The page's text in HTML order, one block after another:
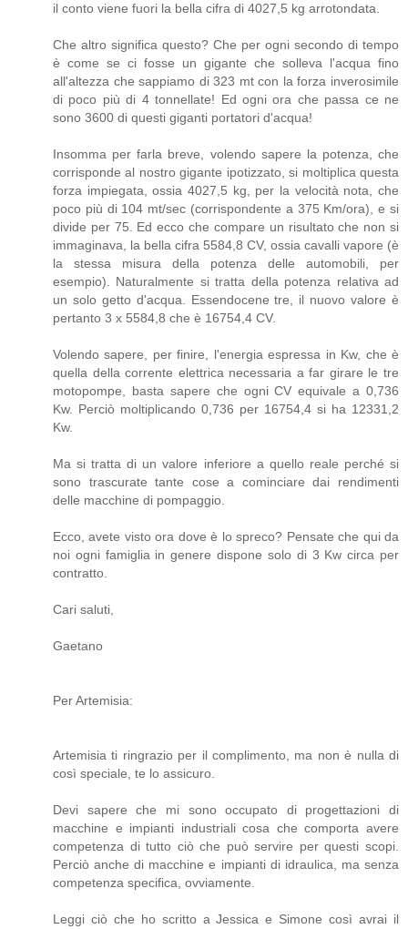
il conto viene fuori la bella cifra di 4027,5 kg arrotondata.
Che altro significa questo? Che per ogni secondo di tempo
è come se ci fosse un gigante che solleva l'acqua fino
all'altezza che sappiamo di 323 mt con la forza inverosimile
di poco più di 4 tonnellate! Ed ogni ora che passa ce ne
sono 3600 di questi giganti portatori d'acqua!
Insomma per farla breve, volendo sapere la potenza, che
corrisponde al nostro gigante ipotizzato, si moltiplica questa
forza impiegata, ossia 4027,5 kg, per la velocità nota, che
poco più di 104 mt/sec (corrispondente a 375 Km/ora), e si
divide per 75. Ed ecco che compare un risultato che non si
immaginava, la bella cifra 5584,8 CV, ossia cavalli vapore (è
la stessa misura della potenza delle automobili, per
esempio). Naturalmente si tratta della potenza relativa ad
un solo getto d'acqua. Essendocene tre, il nuovo valore è
pertanto 3 x 5584,8 che è 16754,4 CV.
Volendo sapere, per finire, l'energia espressa in Kw, che è
quella della corrente elettrica necessaria a far girare le tre
motopompe, basta sapere che ogni CV equivale a 0,736
Kw. Perciò moltiplicando 0,736 per 16754,4 si ha 12331,2
Kw.
Ma si tratta di un valore inferiore a quello reale perché si
sono trascurate tante cose a cominciare dai rendimenti
delle macchine di pompaggio.
Ecco, avete visto ora dove è lo spreco? Pensate che qui da
noi ogni famiglia in genere dispone solo di 3 Kw circa per
contratto.
Cari saluti,
Gaetano
Per Artemisia:
Artemisia ti ringrazio per il complimento, ma non è nulla di
così speciale, te lo assicuro.
Devi sapere che mi sono occupato di progettazioni di
macchine e impianti industriali cosa che comporta avere
competenza di tutto ciò che può servire per questi scopi.
Perciò anche di macchine e impianti di idraulica, ma senza
competenza specifica, ovviamente.
Leggi ciò che ho scritto a Jessica e Simone così avrai il